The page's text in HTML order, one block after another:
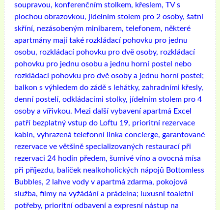
soupravou, konferenčním stolkem, křeslem, TV s
plochou obrazovkou, jídelním stolem pro 2 osoby, šatní
skříní, nezásobeným minibarem, telefonem, některé
apartmány mají také rozkládací pohovku pro jednu
osobu, rozkládací pohovku pro dvě osoby, rozkládací
pohovku pro jednu osobu a jednu horní postel nebo
rozkládací pohovku pro dvě osoby a jednu horní postel;
balkon s výhledem do zádě s lehátky, zahradními křesly,
denní postelí, odkládacími stolky, jídelním stolem pro 4
osoby a vířivkou. Mezi další vybavení apartmá Excel
patří bezplatný vstup do Loftu 19, prioritní rezervace
kabin, vyhrazená telefonní linka concierge, garantované
rezervace ve většině specializovaných restaurací při
rezervaci 24 hodin předem, šumivé víno a ovocná mísa
při příjezdu, balíček nealkoholických nápojů Bottomless
Bubbles, 2 lahve vody v apartmá zdarma, pokojová
služba, filmy na vyžádání a prádelna; luxusní toaletní
potřeby, prioritní odbavení a expresní nástup na